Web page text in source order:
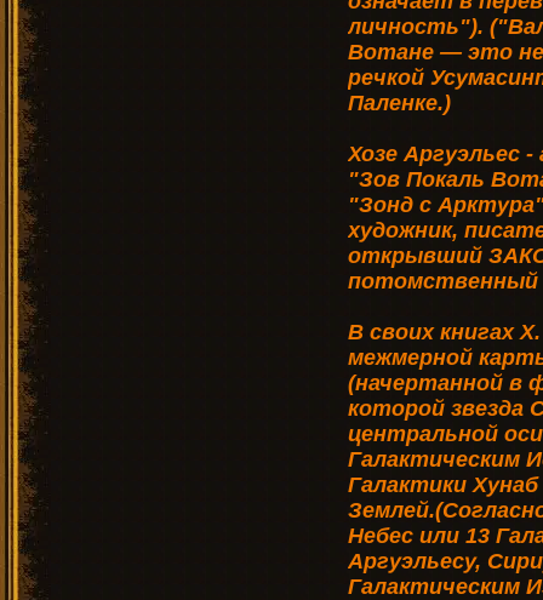
личность").
Вотане — это
речкой
Паленке.)
Хозе Аргуэльес
"Зов Покаль
"Зонд с
художник,
открывший
потомственный
В своих книгах
межмерной
(начертанной в
которой звезда
центральной
Галактическим
Галактики
Небес или 13
Аргуэльесу,
Галактическим